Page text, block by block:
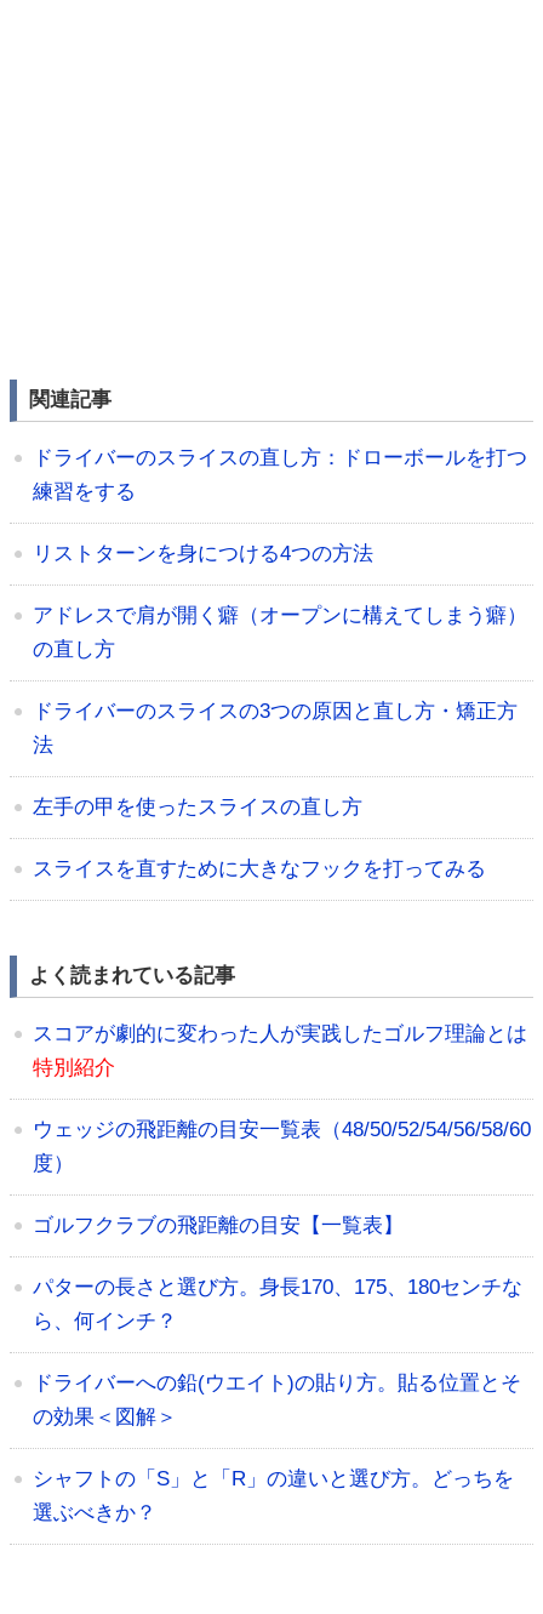
関連記事
ドライバーのスライスの直し方：ドローボールを打つ
練習をする
リストターンを身につける4つの方法
アドレスで肩が開く癖（オープンに構えてしまう癖）
の直し方
ドライバーのスライスの3つの原因と直し方・矯正方
法
左手の甲を使ったスライスの直し方
スライスを直すために大きなフックを打ってみる
よく読まれている記事
スコアが劇的に変わった人が実践したゴルフ理論とは
特別紹介
ウェッジの飛距離の目安一覧表（48/50/52/54/56/58/60
度）
ゴルフクラブの飛距離の目安【一覧表】
パターの長さと選び方。身長170、175、180センチな
ら、何インチ？
ドライバーへの鉛(ウエイト)の貼り方。貼る位置とそ
の効果＜図解＞
シャフトの「S」と「R」の違いと選び方。どっちを
選ぶべきか？